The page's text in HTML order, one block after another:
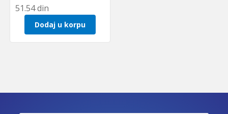
51.54din
Dodaj u korpu